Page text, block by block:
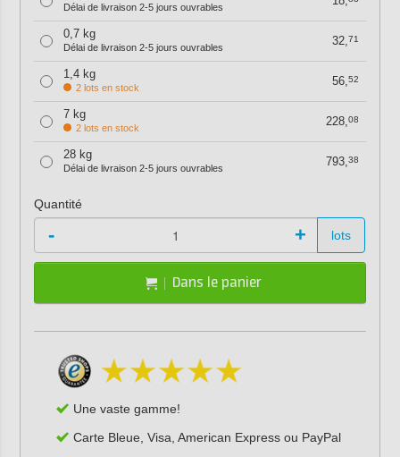
Délai de livraison 2-5 jours ouvrables
0,7 kg
Délai de livraison 2-5 jours ouvrables 32,71
1,4 kg
2 lots en stock 56,52
7 kg
2 lots en stock 228,08
28 kg
Délai de livraison 2-5 jours ouvrables 793,38
Quantité
- + lots
Dans le panier
Une vaste gamme!
Carte Bleue, Visa, American Express ou PayPal